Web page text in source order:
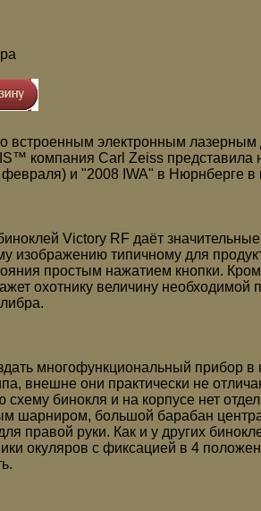
встроенным электронным
компания Carl Zeiss
и "2008 IWA" в Нюрнберге в
Victory RF даёт
изображению типичному для
простым нажатием кнопки.
охотнику величину необходимой
многофункциональный прибор в
внешне они практически не
бинокля и на корпусе нет
шарниром, большой барабан
правой руки. Как и у других
окуляров с фиксацией в 4